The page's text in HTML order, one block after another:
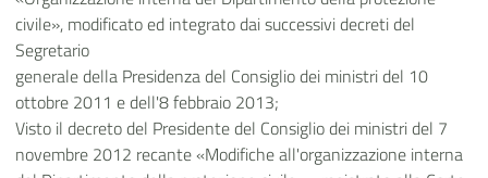
civile», modificato ed integrato dai successivi decreti del
Segretario
generale della Presidenza del Consiglio dei ministri del 10
ottobre 2011 e dell'8 febbraio 2013;
Visto il decreto del Presidente del Consiglio dei ministri del 7
novembre 2012 recante «Modifiche all'organizzazione interna